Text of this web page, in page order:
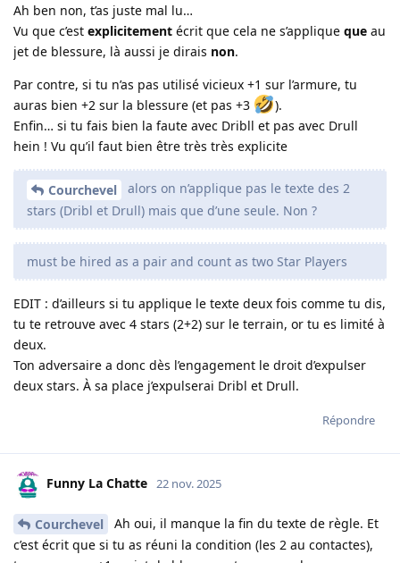
Ah ben non, t’as juste mal lu…
Vu que c’est explicitement écrit que cela ne s’applique que au
jet de blessure, là aussi je dirais non.
Par contre, si tu n’as pas utilisé vicieux +1 sur l’armure, tu
auras bien +2 sur la blessure (et pas +3
).
Enfin… si tu fais bien la faute avec Dribll et pas avec Drull
hein ! Vu qu’il faut bien être très très explicite
Courchevel
alors on n’applique pas le texte des 2
stars (Dribl et Drull) mais que d’une seule. Non ?
must be hired as a pair and count as two Star Players
EDIT : d’ailleurs si tu applique le texte deux fois comme tu dis,
tu te retrouve avec 4 stars (2+2) sur le terrain, or tu es limité à
deux.
Ton adversaire a donc dès l’engagement le droit d’expulser
deux stars. À sa place j’expulserai Dribl et Drull.
Répondre
Funny La Chatte 22 nov. 2025
Courchevel
Ah oui, il manque la fin du texte de règle. Et
c’est écrit que si tu as réuni la condition (les 2 au contactes),